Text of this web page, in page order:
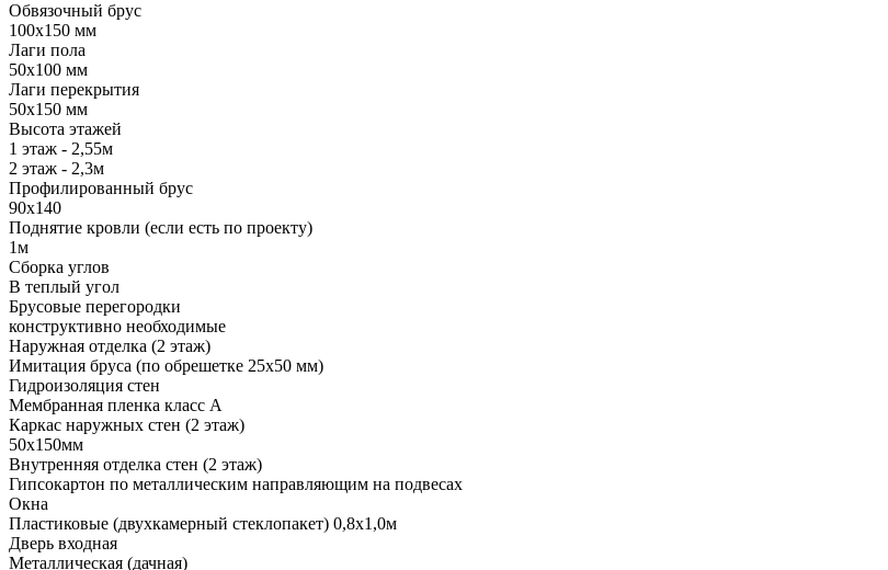
Обвязочный брус
100х150 мм
Лаги пола
50х100 мм
Лаги перекрытия
50х150 мм
Высота этажей
1 этаж - 2,55м
2 этаж - 2,3м
Профилированный брус
90х140
Поднятие кровли (если есть по проекту)
1м
Сборка углов
В теплый угол
Брусовые перегородки
конструктивно необходимые
Наружная отделка (2 этаж)
Имитация бруса (по обрешетке 25х50 мм)
Гидроизоляция стен
Мембранная пленка класс А
Каркас наружных стен (2 этаж)
50х150мм
Внутренняя отделка стен (2 этаж)
Гипсокартон по металлическим направляющим на подвесах
Окна
Пластиковые (двухкамерный стеклопакет) 0,8х1,0м
Дверь входная
Металлическая (дачная)